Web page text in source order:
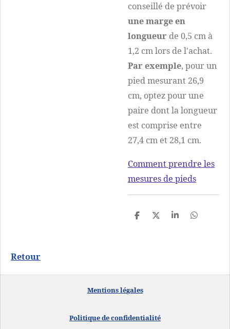
conseillé de prévoir
une marge en
longueur de 0,5 cm à
1,2 cm lors de l'achat.
Par exemple, pour un
pied mesurant 26,9
cm, optez pour une
paire dont la longueur
est comprise entre
27,4 cm et 28,1 cm.
Comment prendre les
mesures de pieds
P
P
P
P
Retour
Mentionslégales
Politique de confidentialité